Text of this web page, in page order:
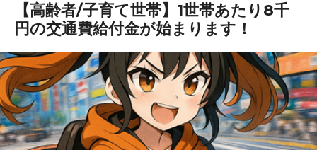
【高齢者/子育て世帯】1世帯あたり8千
円の交通費給付金が始まります！